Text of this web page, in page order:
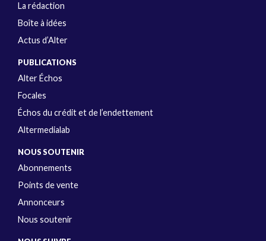
La rédaction
Boîte à idées
Actus d’Alter
PUBLICATIONS
Alter Échos
Focales
Échos du crédit et de l’endettement
Altermedialab
NOUS SOUTENIR
Abonnements
Points de vente
Annonceurs
Nous soutenir